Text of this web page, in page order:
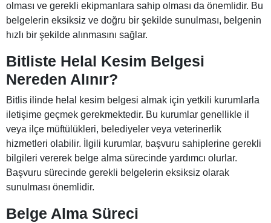
olması ve gerekli ekipmanlara sahip olması da önemlidir. Bu
belgelerin eksiksiz ve doğru bir şekilde sunulması, belgenin
hızlı bir şekilde alınmasını sağlar.
Bitliste Helal Kesim Belgesi
Nereden Alınır?
Bitlis ilinde helal kesim belgesi almak için yetkili kurumlarla
iletişime geçmek gerekmektedir. Bu kurumlar genellikle il
veya ilçe müftülükleri, belediyeler veya veterinerlik
hizmetleri olabilir. İlgili kurumlar, başvuru sahiplerine gerekli
bilgileri vererek belge alma sürecinde yardımcı olurlar.
Başvuru sürecinde gerekli belgelerin eksiksiz olarak
sunulması önemlidir.
Belge Alma Süreci